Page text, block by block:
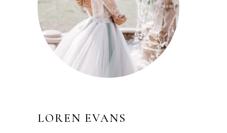
LOREN EVANS